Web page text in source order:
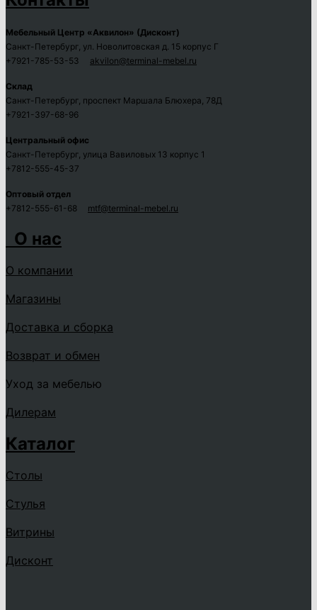
Мебельный Центр «Аквилон» (Дисконт)
Санкт-Петербург, ул. Новолитовская д. 15 корпус Г
+7921-785-53-53 akvilon@terminal-mebel.ru
Склад
Санкт-Петербург, проспект Маршала Блюхера, 78Д
+7921-397-68-96
Центральный офис
Санкт-Петербург, улица Вавиловых 13 корпус 1
+7812-555-45-37
Оптовый отдел
+7812-555-61-68 mtf@terminal-mebel.ru
О нас
О компании
Магазины
Доставка и сборка
Возврат и обмен
Уход за мебелью
Дилерам
Каталог
Столы
Стулья
Витрины
Дисконт